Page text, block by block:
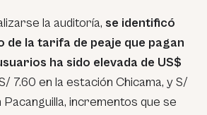
la auditoría, se identificó
de la tarifa de peaje que pagan
ha sido elevada de US$
7.60 en la estación Chicama, y S/
Pacanguilla, incrementos que se